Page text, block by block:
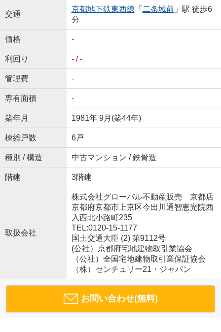
交通
京都地下鉄東西線 「 二条城前」駅 徒歩6
分
価格 -
利回り - / -
管理費 -
専有面積 -
築年月 1981年 9月(築44年)
棟総戸数 6戸
種別 / 構造 中古マンション / 鉄骨造
階建 3階建
取扱会社
株式会社グローバル不動産販売 京都店
京都府京都市上京区今出川通智恵光院西
入西北小路町235
TEL:0120-15-1177
国土交通大臣 (2) 第9112号
(公社）京都府宅地建物取引業協会
（公社）全国宅地建物取引業保証協会
（株）センチュリー21・ジャパン
お問い合わせ(無料)